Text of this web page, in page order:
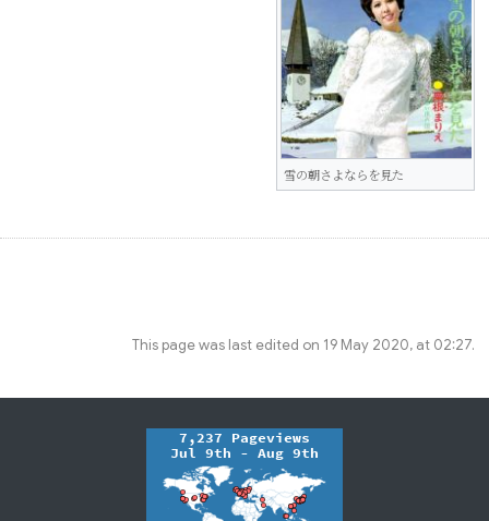
雪の朝さよならを見た
This page was last edited on 19 May 2020, at 02:27.